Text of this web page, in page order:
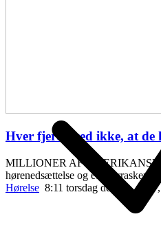
Hver fjerde ved ikke, at de
MILLIONER AF
hørenedsættelse og et
Hørelse 8:11 torsdag den 20. april